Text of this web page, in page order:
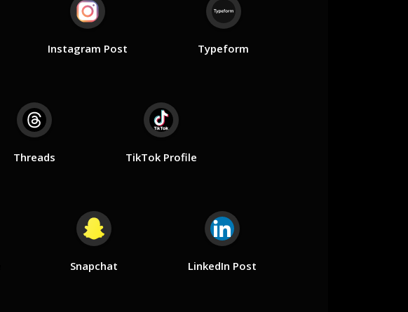
Instagram Post Typeform
Threads TikTok Profile
Snapchat LinkedIn Post